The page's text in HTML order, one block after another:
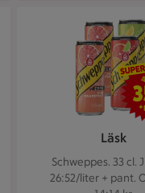
Läsk
Schweppes. 33 cl.
26:52/liter + pant.